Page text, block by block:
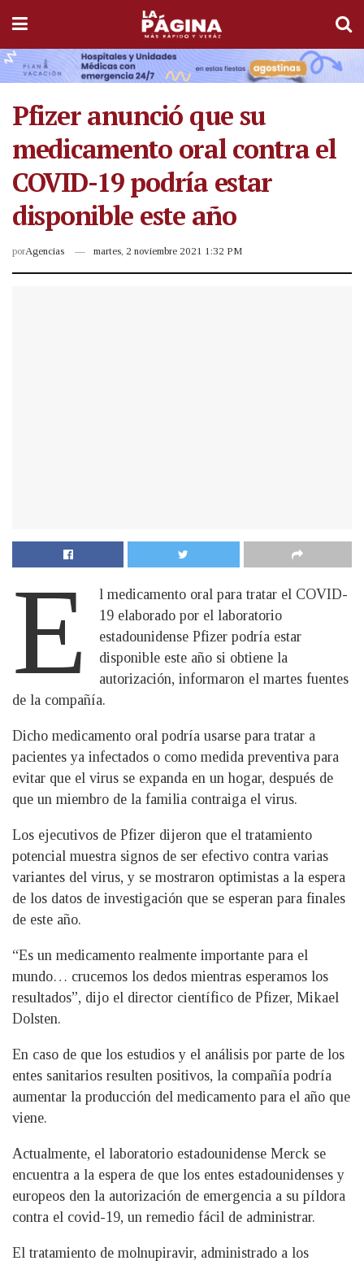
Pfizer anunció que su
medicamento oral contra el
COVID-19 podría estar
disponible este año
porAgencias martes, 2 noviembre 2021 1:32 PM
E
l medicamento oral para tratar el COVID-
19 elaborado por el laboratorio
estadounidense Pfizer podría estar
disponible este año si obtiene la
autorización, informaron el martes fuentes
de la compañía.
Dicho medicamento oral podría usarse para tratar a
pacientes ya infectados o como medida preventiva para
evitar que el virus se expanda en un hogar, después de
que un miembro de la familia contraiga el virus.
Los ejecutivos de Pfizer dijeron que el tratamiento
potencial muestra signos de ser efectivo contra varias
variantes del virus, y se mostraron optimistas a la espera
de los datos de investigación que se esperan para finales
de este año.
“Es un medicamento realmente importante para el
mundo… crucemos los dedos mientras esperamos los
resultados”, dijo el director científico de Pfizer, Mikael
Dolsten.
En caso de que los estudios y el análisis por parte de los
entes sanitarios resulten positivos, la compañía podría
aumentar la producción del medicamento para el año que
viene.
Actualmente, el laboratorio estadounidense Merck se
encuentra a la espera de que los entes estadounidenses y
europeos den la autorización de emergencia a su píldora
contra el covid-19, un remedio fácil de administrar.
El tratamiento de molnupiravir, administrado a los